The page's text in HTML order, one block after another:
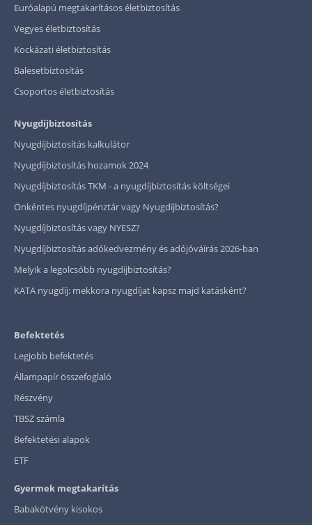
Euróalapú megtakarításos életbiztosítás
Vegyes életbiztosítás
Kockázati életbiztosítás
Balesetbiztosítás
Csoportos életbiztosítás
Nyugdíjbiztosítás
Nyugdíjbiztosítás kalkulátor
Nyugdíjbiztosítás hozamok 2024
Nyugdíjbiztosítás TKM - a nyugdíjbiztosítás költségei
Önkéntes nyugdíjpénztár vagy Nyugdíjbiztosítás?
Nyugdíjbiztosítás vagy NYESZ?
Nyugdíjbiztosítás adókedvezmény és adójóváírás 2026-ban
Melyik a legolcsóbb nyugdíjbiztosítás?
KATA nyugdíj: mekkora nyugdíjat kapsz majd katásként?
Befektetés
Legjobb befektetés
Állampapír összefoglaló
Részvény
TBSZ számla
Befektetési alapok
ETF
Gyermek megtakarítás
Babakötvény kisokos